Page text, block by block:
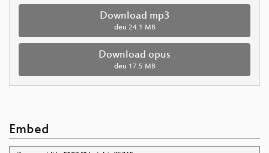
Download mp3
deu 24.1 MB
Download opus
deu 17.5 MB
Embed